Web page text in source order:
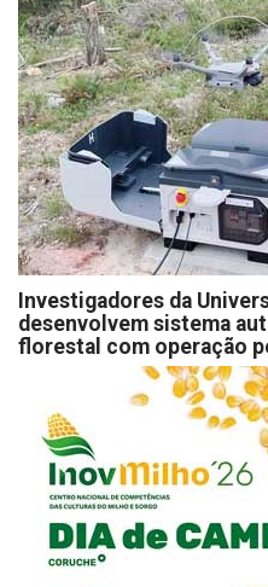
Investigadores da
desenvolvem sistema
florestal com operação